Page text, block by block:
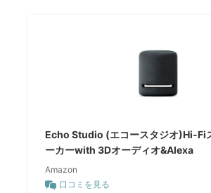
Echo Studio (エコースタジオ)Hi-Fi
ーカーwith 3Dオーディオ&Alexa
Amazon
口コミを見る